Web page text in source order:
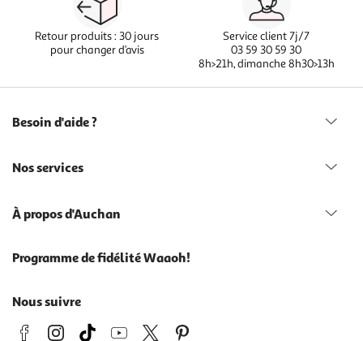
Retour produits : 30 jours
pour changer d’avis
Service client 7j/7
03 59 30 59 30
8h>21h, dimanche 8h30>13h
Besoin d'aide ?
Nos services
À propos d'Auchan
Programme de fidélité Waaoh!
Nous suivre